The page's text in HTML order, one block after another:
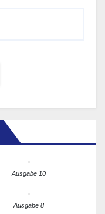
Ausgabe 10
Ausgabe 8